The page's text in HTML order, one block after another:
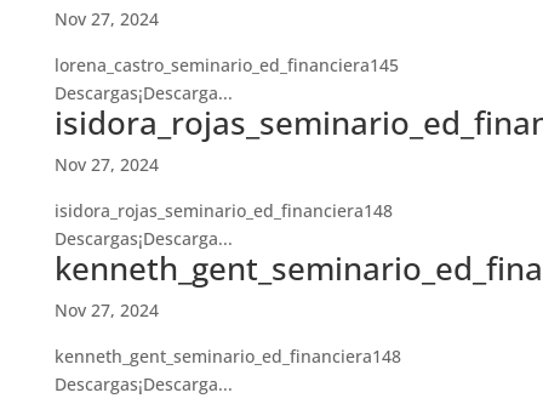
Nov 27, 2024
lorena_castro_seminario_ed_financiera145
Descargas¡Descarga...
Nov 27, 2024
isidora_rojas_seminario_ed_financiera148
Descargas¡Descarga...
Nov 27, 2024
kenneth_gent_seminario_ed_financiera148
Descargas¡Descarga...